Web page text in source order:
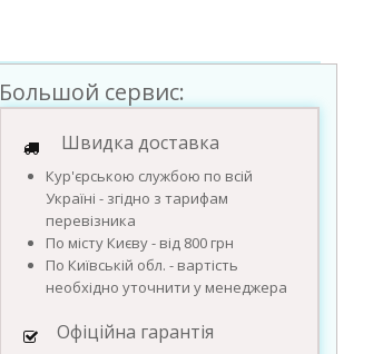
б з 10:00 до 16:00
Большой сервис:
Швидка доставка
Кур'єрською службою по всій
Україні - згідно з тарифам
перевізника
По місту Києву - від 800 грн
По Київській обл. - вартість
необхідно уточнити у менеджера
Офіційна гарантія